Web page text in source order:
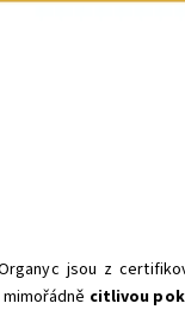
jsou z
citlivou